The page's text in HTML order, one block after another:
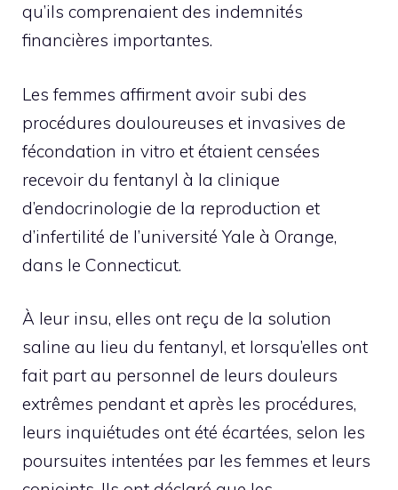
qu’ils comprenaient des indemnités
financières importantes.
Les femmes affirment avoir subi des
procédures douloureuses et invasives de
fécondation in vitro et étaient censées
recevoir du fentanyl à la clinique
d’endocrinologie de la reproduction et
d’infertilité de l’université Yale à Orange,
dans le Connecticut.
À leur insu, elles ont reçu de la solution
saline au lieu du fentanyl, et lorsqu’elles ont
fait part au personnel de leurs douleurs
extrêmes pendant et après les procédures,
leurs inquiétudes ont été écartées, selon les
poursuites intentées par les femmes et leurs